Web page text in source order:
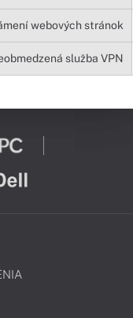
webových stránok
služba VPN